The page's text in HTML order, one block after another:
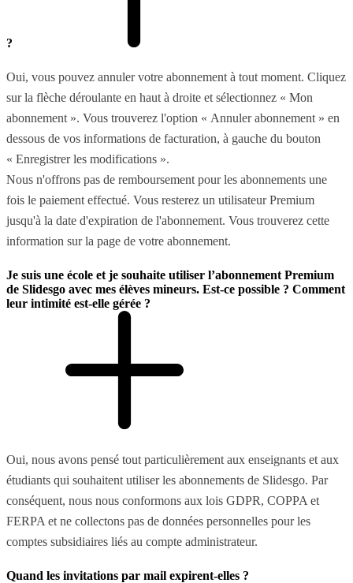
?
Oui, vous pouvez annuler votre abonnement à tout moment. Cliquez
sur la flèche déroulante en haut à droite et sélectionnez « Mon
abonnement ». Vous trouverez l'option « Annuler abonnement » en
dessous de vos informations de facturation, à gauche du bouton
« Enregistrer les modifications ».
Nous n'offrons pas de remboursement pour les abonnements une
fois le paiement effectué. Vous resterez un utilisateur Premium
jusqu'à la date d'expiration de l'abonnement. Vous trouverez cette
information sur la page de votre abonnement.
Je suis une école et je souhaite utiliser l’abonnement Premium
de Slidesgo avec mes élèves mineurs. Est-ce possible ? Comment
leur intimité est-elle gérée ?
Oui, nous avons pensé tout particulièrement aux enseignants et aux
étudiants qui souhaitent utiliser les abonnements de Slidesgo. Par
conséquent, nous nous conformons aux lois GDPR, COPPA et
FERPA et ne collectons pas de données personnelles pour les
comptes subsidiaires liés au compte administrateur.
Quand les invitations par mail expirent-elles ?